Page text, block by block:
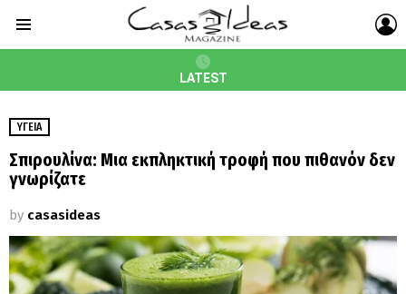
LATEST
ΥΓΕΊΑ
Σπιρουλίνα: Μια εκπληκτική τροφή που πιθανόν δεν
γνωρίζατε
by casasideas